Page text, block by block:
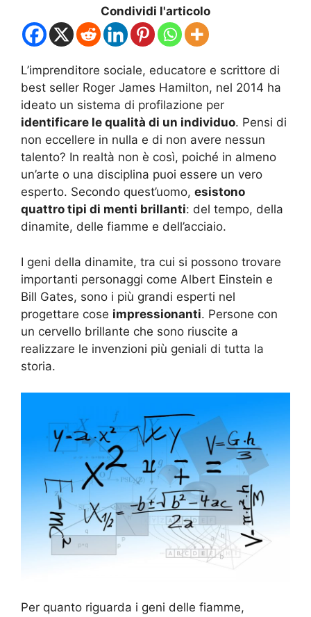
Condividi l'articolo
L’imprenditore sociale, educatore e scrittore di
best seller Roger James Hamilton, nel 2014 ha
ideato un sistema di profilazione per
identificare le qualità di un individuo. Pensi di
non eccellere in nulla e di non avere nessun
talento? In realtà non è così, poiché in almeno
un’arte o una disciplina puoi essere un vero
esperto. Secondo quest’uomo, esistono
quattro tipi di menti brillanti: del tempo, della
dinamite, delle fiamme e dell’acciaio.
I geni della dinamite, tra cui si possono trovare
importanti personaggi come Albert Einstein e
Bill Gates, sono i più grandi esperti nel
progettare cose impressionanti. Persone con
un cervello brillante che sono riuscite a
realizzare le invenzioni più geniali di tutta la
storia.
Per quanto riguarda i geni delle fiamme,